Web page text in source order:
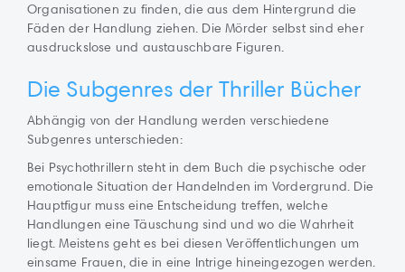
Organisationen zu finden, die aus dem Hintergrund die
Fäden der Handlung ziehen. Die Mörder selbst sind eher
ausdruckslose und austauschbare Figuren.
Die Subgenres der Thriller Bücher
Abhängig von der Handlung werden verschiedene
Subgenres unterschieden:
Bei Psychothrillern steht in dem Buch die psychische oder
emotionale Situation der Handelnden im Vordergrund. Die
Hauptfigur muss eine Entscheidung treffen, welche
Handlungen eine Täuschung sind und wo die Wahrheit
liegt. Meistens geht es bei diesen Veröffentlichungen um
einsame Frauen, die in eine Intrige hineingezogen werden.